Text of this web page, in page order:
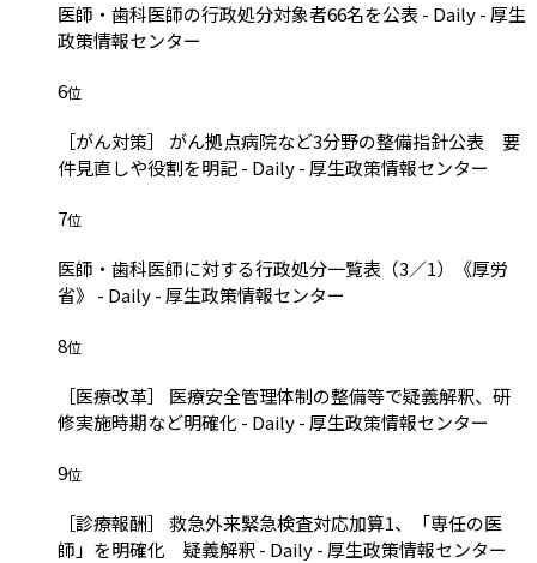
医師・歯科医師の行政処分対象者66名を公表 - Daily - 厚生
政策情報センター
6位
［がん対策］ がん拠点病院など3分野の整備指針公表 要
件見直しや役割を明記 - Daily - 厚生政策情報センター
7位
医師・歯科医師に対する行政処分一覧表（3／1）《厚労
省》 - Daily - 厚生政策情報センター
8位
［医療改革］ 医療安全管理体制の整備等で疑義解釈、研
修実施時期など明確化 - Daily - 厚生政策情報センター
9位
［診療報酬］ 救急外来緊急検査対応加算1、「専任の医
師」を明確化 疑義解釈 - Daily - 厚生政策情報センター